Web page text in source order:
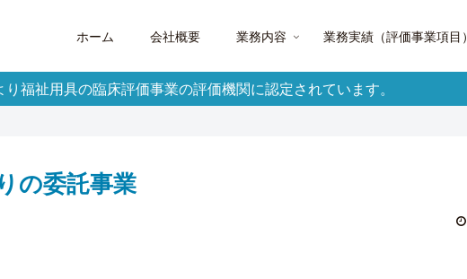
ホーム 会社概要 業務内容 業務実績（評価事業項目）
福祉用具の臨床評価事業の評価機関に認定されています。
の委託事業